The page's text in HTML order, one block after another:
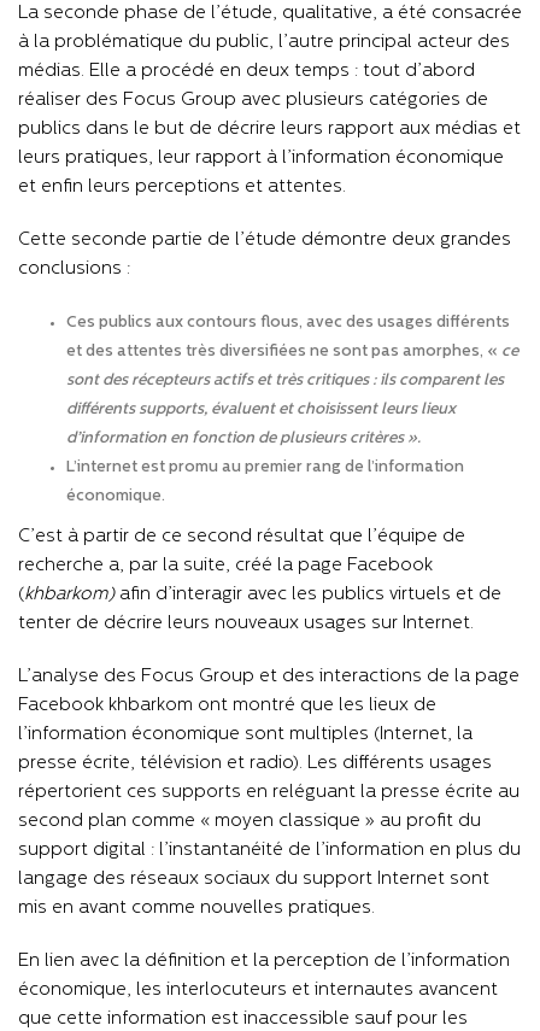
La seconde phase de l’étude, qualitative, a été consacrée
à la problématique du public, l’autre principal acteur des
médias. Elle a procédé en deux temps : tout d’abord
réaliser des Focus Group avec plusieurs catégories de
publics dans le but de décrire leurs rapport aux médias et
leurs pratiques, leur rapport à l’information économique
et enfin leurs perceptions et attentes.
Cette seconde partie de l’étude démontre deux grandes
conclusions :
Ces publics aux contours flous, avec des usages différents
et des attentes très diversifiées ne sont pas amorphes, « ce
sont des récepteurs actifs et très critiques : ils comparent les
différents supports, évaluent et choisissent leurs lieux
d’information en fonction de plusieurs critères ».
L’internet est promu au premier rang de l’information
économique.
C’est à partir de ce second résultat que l’équipe de
recherche a, par la suite, créé la page Facebook
(khbarkom)afin d’interagir avec les publics virtuels et de
tenter de décrire leurs nouveaux usages sur Internet.
L’analyse des Focus Group et des interactions de la page
Facebook khbarkom ont montré que les lieux de
l’information économique sont multiples (Internet, la
presse écrite, télévision et radio). Les différents usages
répertorient ces supports en reléguant la presse écrite au
second plan comme « moyen classique » au profit du
support digital : l’instantanéité de l’information en plus du
langage des réseaux sociaux du support Internet sont
mis en avant comme nouvelles pratiques.
En lien avec la définition et la perception de l’information
économique, les interlocuteurs et internautes avancent
que cette information est inaccessible sauf pour les